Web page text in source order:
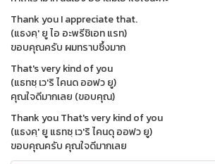
Thank you I appreciate that.
(แธงคฺ' ยู ไอ อะพรีชิเอท แรท)
ขอบคุณครับ ผมทราบซึ้งมาก
That's very kind of you
(แธทซฺ เว'ริ ไคนด ออฟว ยู)
คุณใจดีมากเลย (ขอบคุณ)
Thank you That's very kind of you
(แธงคฺ' ยู แธทซฺ เว'ริ ไคนดุ ออฟว ยู)
ขอบคุณครับ คุณใจดีมากเลย